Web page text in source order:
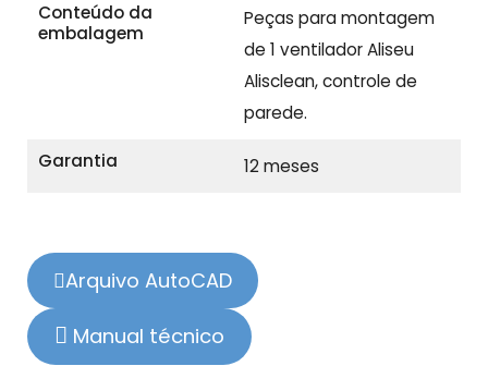
Conteúdo da
embalagem
Peças para montagem
de 1 ventilador Aliseu
Alisclean, controle de
parede.
Garantia 12 meses
Arquivo AutoCAD
Manual técnico